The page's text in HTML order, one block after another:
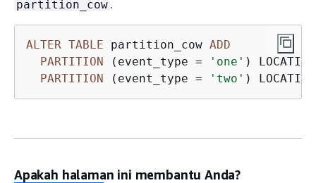
partition_cow .
ALTER TABLE partition_cow ADD
PARTITION (event_type = 'one' )
PARTITION (event_type = 'two' )
Apakah halaman ini membantu Anda?